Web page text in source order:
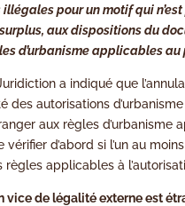
pour un motif qui
aux dispositions du
d’urbanisme applicables au
a indiqué que
des autorisations
aux règles d’urbanisme
vérifier d’abord si l’un au
applicables à
vice de légalité externe est